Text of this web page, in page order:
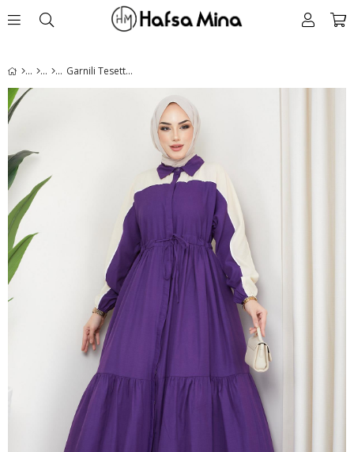
Garnili Tesettür Elbise Mor